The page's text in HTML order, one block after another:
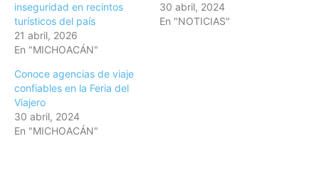
inseguridad en recintos
turísticos del país
21 abril, 2026
En "MICHOACÁN"
30 abril, 2024
En "NOTICIAS"
Conoce agencias de viaje
confiables en la Feria del
Viajero
30 abril, 2024
En "MICHOACÁN"